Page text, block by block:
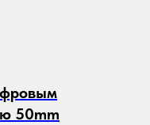
50mm